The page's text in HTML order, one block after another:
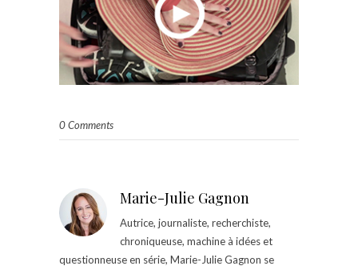
0 Comments
Marie-Julie Gagnon
Autrice, journaliste, recherchiste,
chroniqueuse, machine à idées et
questionneuse en série, Marie-Julie Gagnon se